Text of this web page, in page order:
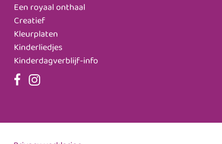
Een royaal onthaal
Creatief
Kleurplaten
Kinderliedjes
Kinderdagverblijf-info